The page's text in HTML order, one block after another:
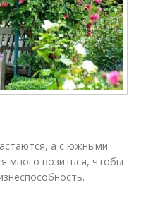
а с южными
много возиться, чтобы